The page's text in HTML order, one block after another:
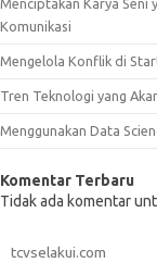
Menciptakan Karya Seni
Komunikasi
Mengelola Konflik di
Tren Teknologi yang
Menggunakan Data
Komentar Terbaru
Tidak ada komentar
tcvselakui.com